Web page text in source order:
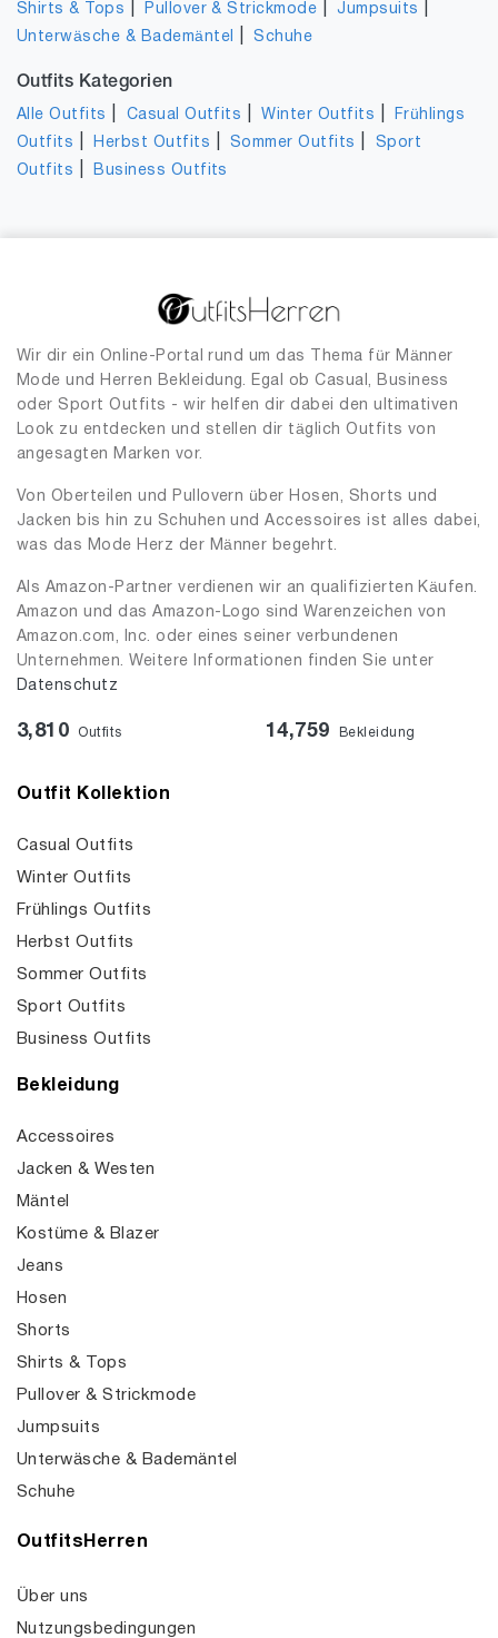
Shirts & Tops Pullover & Strickmode |Jumpsuits
Unterwäsche & Bademäntel |Schuhe
Outfits Kategorien
Alle Outfits Casual Outfits |Winter Outfits
Frühlings
Outfits
Herbst Outfits Sommer Outfits
Sport
Outfits
Business Outfits
Wir dir ein Online-Portal rund um das Thema für Männer
Mode und Herren Bekleidung. Egal ob Casual, Business
oder Sport Outfits - wir helfen dir dabei den ultimativen
Look zu entdecken und stellen dir täglich Outfits von
angesagten Marken vor.
Von Oberteilen und Pullovern über Hosen, Shorts und
Jacken bis hin zu Schuhen und Accessoires ist alles dabei,
was das Mode Herz der Männer begehrt.
Als Amazon-Partner verdienen wir an qualifizierten Käufen.
Amazon und das Amazon-Logo sind Warenzeichen von
Amazon.com, Inc. oder eines seiner verbundenen
Unternehmen. Weitere Informationen finden Sie unter
Datenschutz
3,810 Outfits 14,759 Bekleidung
Outfit Kollektion
Casual Outfits
Winter Outfits
Frühlings Outfits
Herbst Outfits
Sommer Outfits
Sport Outfits
Business Outfits
Bekleidung
Accessoires
Jacken & Westen
Mäntel
Kostüme & Blazer
Jeans
Hosen
Shorts
Shirts & Tops
Pullover & Strickmode
Jumpsuits
Unterwäsche & Bademäntel
Schuhe
OutfitsHerren
Über uns
Nutzungsbedingungen